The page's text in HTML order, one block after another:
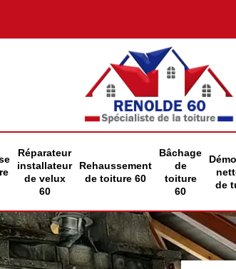
Réparateur
installateur
de velux
60
Rehaussement
de toiture 60
Bâchage
de
toiture
60
de